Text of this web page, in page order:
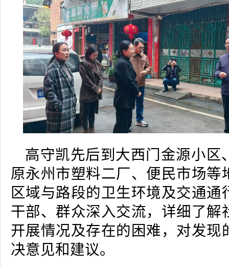
高守凯先后到大西门金源小区
原永州市塑料二厂、便民市场等
区域与路段的卫生环境及交通通
干部、群众深入交流，详细了解
开展情况及存在的困难，对发现
决意见和建议。